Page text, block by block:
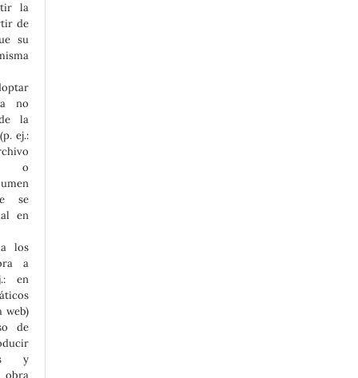
la
de
su
no
la
ej.:
o
se
en
los
a
en
web)
de
y